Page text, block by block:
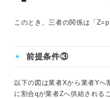
このとき、三者の関係は「
前提条件③
以下の図は業者Xから業者Yへ
に割合qが業者Zへ供給される